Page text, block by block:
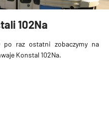
102Na
po raz ostatni zobaczymy na
Konstal 102Na.